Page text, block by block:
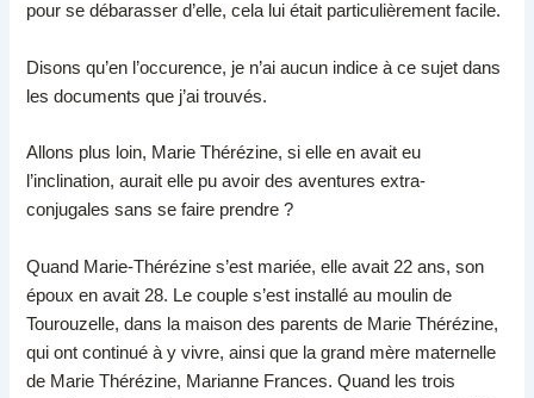
pour se débarasser d’elle, cela lui était particulièrement facile.
Disons qu’en l’occurence, je n’ai aucun indice à ce sujet dans
les documents que j’ai trouvés.
Allons plus loin, Marie Thérézine, si elle en avait eu
l’inclination, aurait elle pu avoir des aventures extra-
conjugales sans se faire prendre ?
Quand Marie-Thérézine s’est mariée, elle avait 22 ans, son
époux en avait 28. Le couple s’est installé au moulin de
Tourouzelle, dans la maison des parents de Marie Thérézine,
qui ont continué à y vivre, ainsi que la grand mère maternelle
de Marie Thérézine, Marianne Frances. Quand les trois